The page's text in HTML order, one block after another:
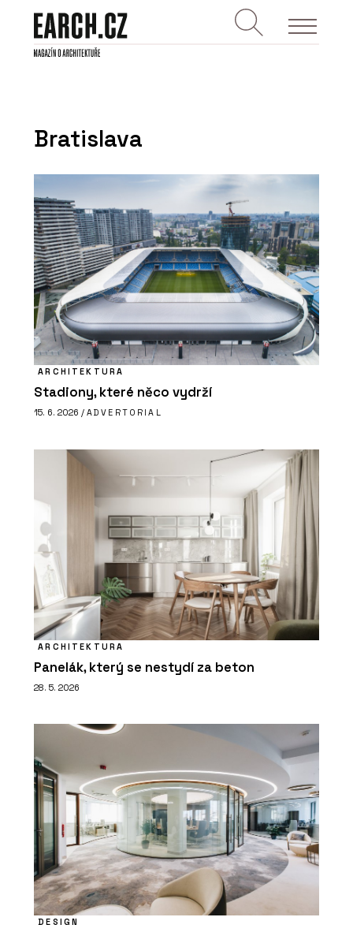
Bratislava
ARCHITEKTURA
Stadiony, které něco vydrží
15. 6. 2026 / ADVERTORIAL
ARCHITEKTURA
Panelák, který se nestydí za beton
28. 5. 2026
DESIGN